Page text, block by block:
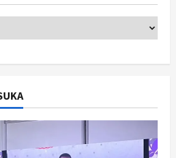
Jadi Pati ke-703 Jadi
Momentum Kemajuan, Ini Pesan Ali